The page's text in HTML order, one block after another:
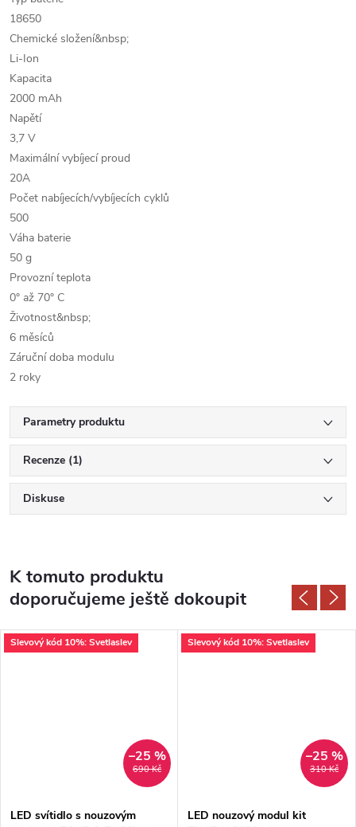
18650
Chemické složení&nbsp;
Li-Ion
Kapacita
2000 mAh
Napětí
3,7 V
Maximální vybíjecí proud
20A
Počet nabíjecích/vybíjecích cyklů
500
Váha baterie
50 g
Provozní teplota
0° až 70° C
Životnost&nbsp;
6 měsíců
Záruční doba modulu
2 roky
Parametry produktu
Recenze (1)
Diskuse
K tomuto produktu
doporučujeme ještě dokoupit
Slevový kód 10%: Svetlaslev
690 Kč
–25 %
LED svítidlo s nouzovým
Slevový kód 10%: Svetlaslev
310 Kč
–25 %
LED nouzový modul kit